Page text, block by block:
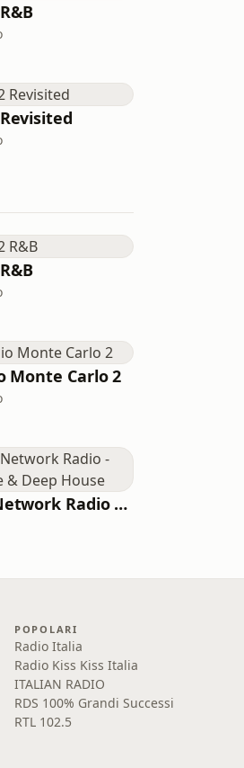
Monte Carlo 2
TheNetwork Radio - Dance & Deep House
POPOLARI
Radio Italia
Radio Kiss Kiss Italia
ITALIAN RADIO
RDS 100% Grandi Successi
RTL 102.5